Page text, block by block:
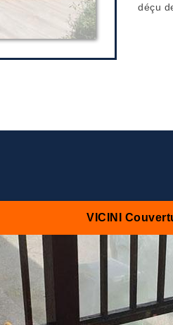
déçu
VICINI